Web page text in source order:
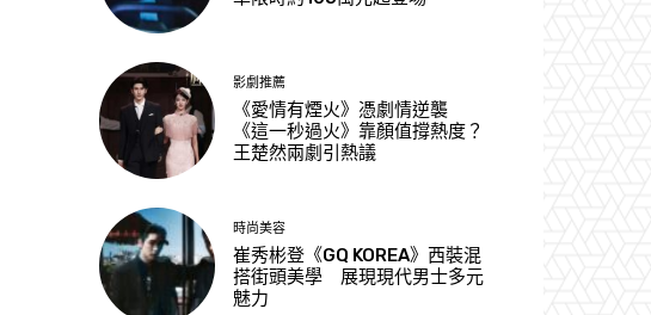
影劇推薦
《愛情有煙火》憑劇情逆襲
《這一秒過火》靠顏值撐熱度？
王楚然兩劇引熱議
時尚美容
崔秀彬登《GQ KOREA》西裝混
搭街頭美學 展現現代男士多元
魅力